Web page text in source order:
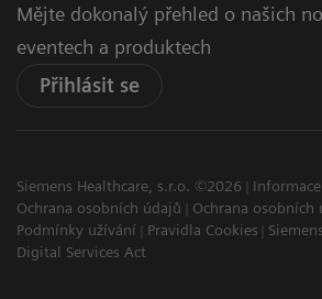
Mějte dokonalý přehled o našich
eventech a produktech
Přihlásit se
Siemens Healthcare, s.r.o. ©2026
Ochrana osobních údajů
Ochrana
Podmínky užívání
Pravidla Cookies
Digital Services Act